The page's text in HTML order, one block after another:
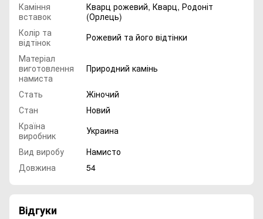
Каміння
вставок
Кварц рожевий, Кварц, Родоніт
(Орлець)
Колір та
відтінок
Рожевий та його відтінки
Матеріал
виготовлення
намиста
Природний камінь
Стать
Жіночий
Стан
Новий
Країна
виробник
Украина
Вид виробу
Намисто
Довжина
54
Відгуки